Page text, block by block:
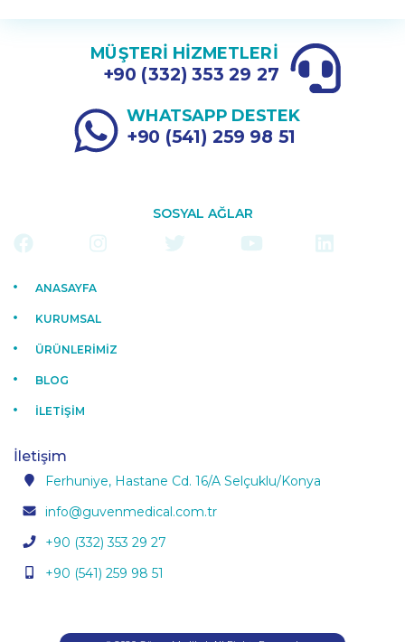
MÜŞTERİ HİZMETLERİ
+90 (332) 353 29 27
WHATSAPP DESTEK
+90 (541) 259 98 51
SOSYAL AĞLAR
ANASAYFA
KURUMSAL
ÜRÜNLERİMİZ
BLOG
İLETİŞİM
İletişim
Ferhuniye, Hastane Cd. 16/A Selçuklu/Konya
info@guvenmedical.com.tr
+90 (332) 353 29 27
+90 (541) 259 98 51